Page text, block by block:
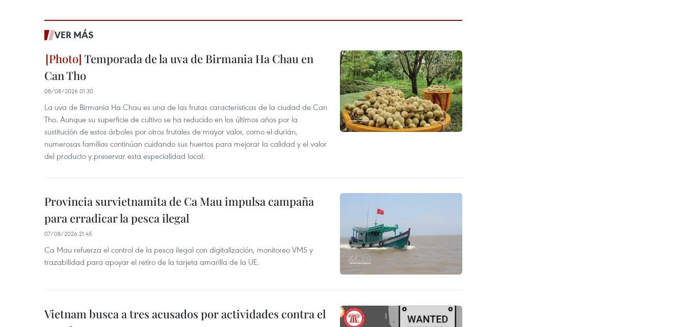
VER MÁS
Temporada de la uva de Birmania Ha Chau en
Can Tho
08/08/2026 01:30
La uva de Birmania Ha Chau es una de las frutas características de la ciudad de Can
Tho. Aunque su superficie de cultivo se ha reducido en los últimos años por la
sustitución de estos árboles por otros frutales de mayor valor, como el durián,
numerosas familias continúan cuidando sus huertos para mejorar la calidad y el valor
del producto y preservar esta especialidad local.
Provincia survietnamita de Ca Mau impulsa campaña
para erradicar la pesca ilegal
07/08/2026 21:45
Ca Mau refuerza el control de la pesca ilegal con digitalización, monitoreo VMS y
trazabilidad para apoyar el retiro de la tarjeta amarilla de la UE.
Vietnam busca a tres acusados por actividades contra el